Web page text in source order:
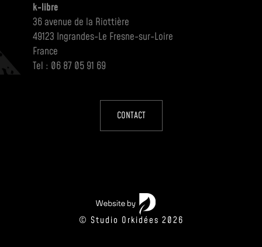
k-libre
36 avenue de la Riottière
49123 Ingrandes-Le Fresne-sur-Loire
France
Tel : 06 87 05 91 69
CONTACT
© Studio Orkidées 2026